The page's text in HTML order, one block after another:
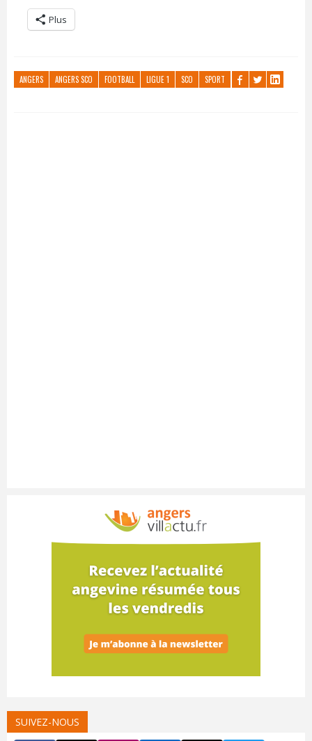
Plus
ANGERS ANGERS SCO FOOTBALL LIGUE 1 SCO SPORT
SUIVEZ-NOUS